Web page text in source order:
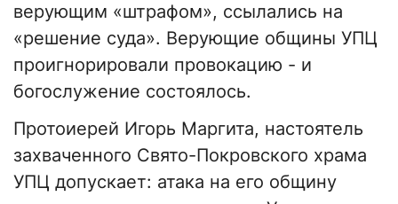
верующим «штрафом», ссылались на
«решение суда». Верующие общины УПЦ
проигнорировали провокацию - и
богослужение состоялось.
Протоиерей Игорь Маргита, настоятель
захваченного Свято-Покровского храма
УПЦ допускает: атака на его общину